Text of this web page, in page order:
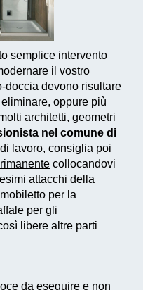
semplice intervento
il vostro
doccia devono risultare
oppure più
architetti, geometri
nel comune di
lavoro, consiglia poi
collocandovi
attacchi della
per la
per gli
libere altre parti
da eseguire e non